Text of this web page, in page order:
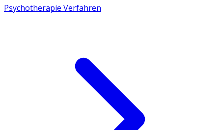
Psychotherapie Verfahren